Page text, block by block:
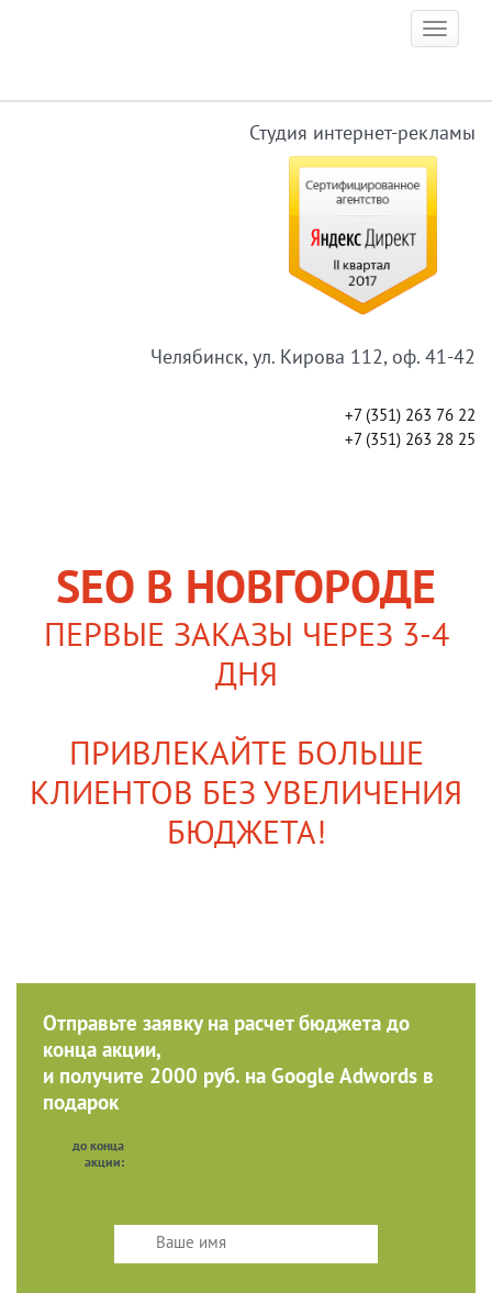
Toggle
Студия интернет-рекламы
Челябинск, ул. Кирова 112, оф. 41-42
+7 (351) 263 76 22
+7 (351) 263 28 25
SEO В НОВГОРОДЕ
ПЕРВЫЕ ЗАКАЗЫ ЧЕРЕЗ 3-4
ДНЯ
ПРИВЛЕКАЙТЕ БОЛЬШЕ
КЛИЕНТОВ БЕЗ УВЕЛИЧЕНИЯ
БЮДЖЕТА!
Отправьте заявку на расчет бюджета до
конца акции,
и получите 2000 руб. на Google Adwords в
подарок
до конца
акции: